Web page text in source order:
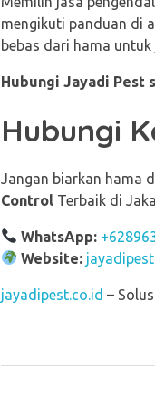
mengikuti panduan di
bebas dari hama
Hubungi Jayadi Pest
Hubungi
Jangan biarkan hama
Control Terbaik di
WhatsApp:
Website:
jayadipest.co.id –